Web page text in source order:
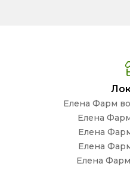
Елена Фарм во
Елена
Елена
Елена
Елена